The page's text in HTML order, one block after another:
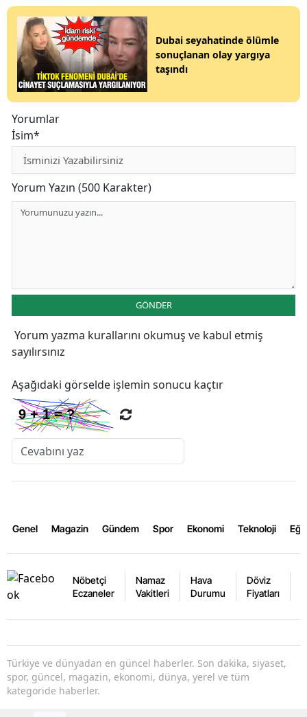
Dubai seyahatinde ölümle
sonuçlanan olay yargıya
taşındı
Yorumlar
İsim*
Yorum Yazın (500 Karakter)
GÖNDER
Yorum yazma kurallarını okumuş ve kabul etmiş
sayılırsınız
Aşağıdaki görselde işlemin sonucu kaçtır
Genel Magazin Gündem Spor Ekonomi Teknoloji
Nöbetçi
Eczaneler
Namaz
Vakitleri
Hava
Durumu
Döviz
Fiyatları
Türkiye ve dünyadan en güncel haberler. Son dakika, siyaset,
spor, güncel, magazin, ekonomi, dünya, yerel ve tüm
kategoride haberler.